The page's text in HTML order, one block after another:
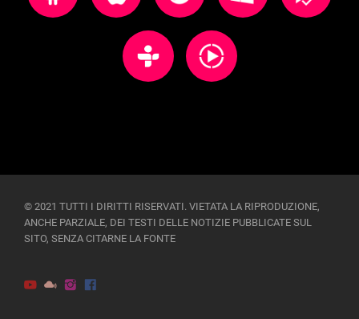
© 2021 TUTTI I DIRITTI RISERVATI. VIETATA LA RIPRODUZIONE,
ANCHE PARZIALE, DEI TESTI DELLE NOTIZIE PUBBLICATE SUL
SITO, SENZA CITARNE LA FONTE